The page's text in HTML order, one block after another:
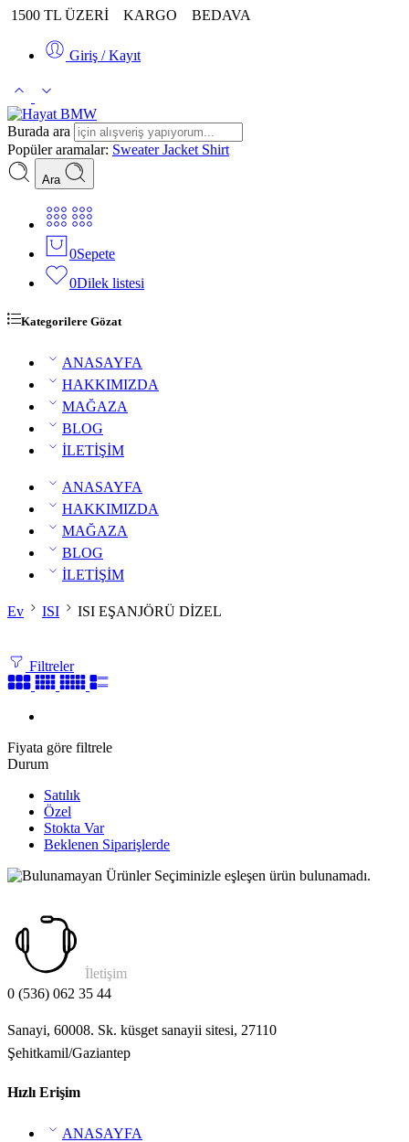
1500 TL ÜZERİ KARGO BEDAVA
Giriş / Kayıt
Burada ara
Popüler aramalar: SweaterJacket Shirt
Ara
0Sepete
0Dilek listesi
Kategorilere Gözat
ANASAYFA
HAKKIMIZDA
MAĞAZA
BLOG
İLETİŞİM
ANASAYFA
HAKKIMIZDA
MAĞAZA
BLOG
İLETİŞİM
Ev ISI ISI EŞANJÖRÜ DİZEL
Filtreler
Fiyata göre filtrele
Durum
Satılık
Özel
Stokta Var
Beklenen Siparişlerde
Seçiminizle eşleşen ürün bulunamadı.
İletişim
0 (536) 062 35 44
Sanayi, 60008. Sk. küsget sanayii sitesi, 27110
Şehitkamil/Gaziantep
Hızlı Erişim
ANASAYFA